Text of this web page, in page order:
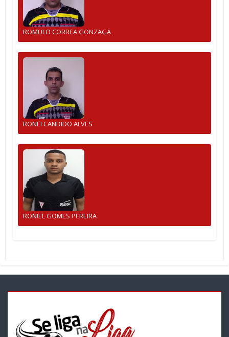
ROMULO CORREA GONZAGA
RONEI CANDIDO ALVES
RONIEL GOMES PEREIRA